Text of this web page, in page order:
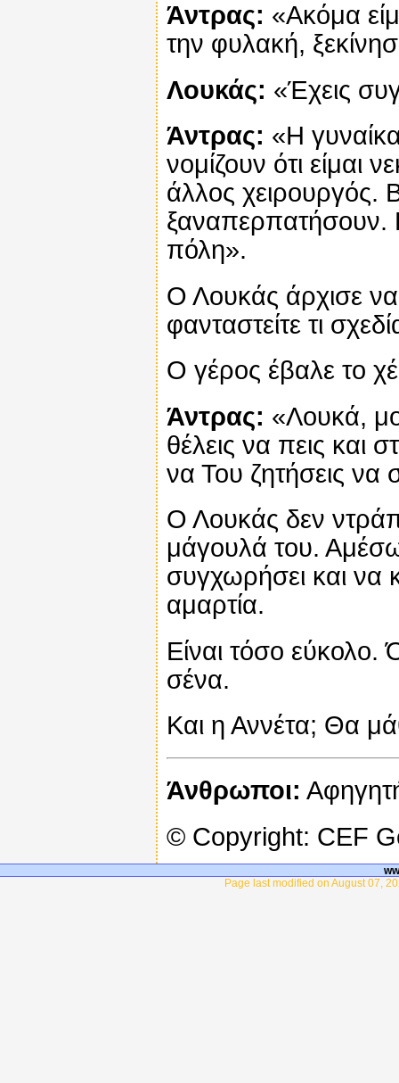
Άντρας: «Ακόμα
την φυλακή,
Λουκάς: «Έχεις
Άντρας: «Η
νομίζουν ότι είμαι
άλλος
ξαναπερπατήσουν.
πόλη».
Ο Λουκάς άρχισε να
φανταστείτε τι
Ο γέρος έβαλε το
Άντρας: «Λουκά,
θέλεις να πεις και
να Του ζητήσεις να
Ο Λουκάς δεν
μάγουλά του.
συγχωρήσει και να
αμαρτία.
Είναι τόσο εύκολο.
σένα.
Και η Αννέτα; Θα
Άνθρωποι:
© Copyright: CEF
Page last modified on August 07,